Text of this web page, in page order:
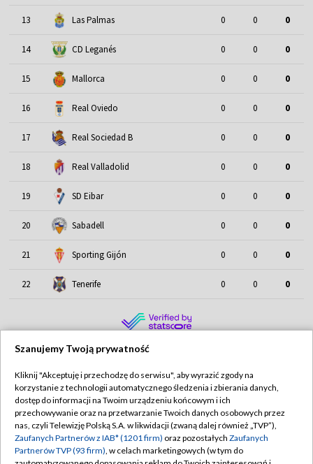
13 Las Palmas 0 0 0
14 CD Leganés 0 0 0
15 Mallorca 0 0 0
16 Real Oviedo 0 0 0
17 Real Sociedad B 0 0 0
18 Real Valladolid 0 0 0
19 SD Eibar 0 0 0
20 Sabadell 0 0 0
21 Sporting Gijón 0 0 0
22 Tenerife 0 0 0
Najnowsze
Szanujemy Twoją prywatność
Kliknij "Akceptuję i przechodzę do serwisu", aby wyrazić zgody na
korzystanie z technologii automatycznego śledzenia i zbierania danych,
dostęp do informacji na Twoim urządzeniu końcowym i ich
przechowywanie oraz na przetwarzanie Twoich danych osobowych przez
nas, czyli Telewizję Polską S.A. w likwidacji (zwaną dalej również „TVP”),
Zaufanych Partnerów z IAB* (1201 firm) oraz pozostałych Zaufanych
Partnerów TVP (93 firm), w celach marketingowych (w tym do